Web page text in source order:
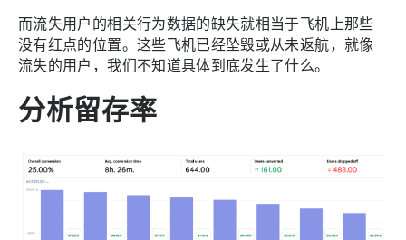
而流失用户的相关行为数据的缺失就相当于飞机上那些
没有红点的位置。这些飞机已经坠毁或从未返航，就像
流失的用户，我们不知道具体到底发生了什么。
分析留存率